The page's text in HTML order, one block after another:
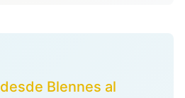
Blennes al